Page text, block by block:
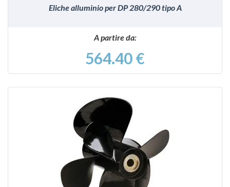
Eliche alluminio per DP 280/290 tipo A
A partire da:
564.40 €
VEDI